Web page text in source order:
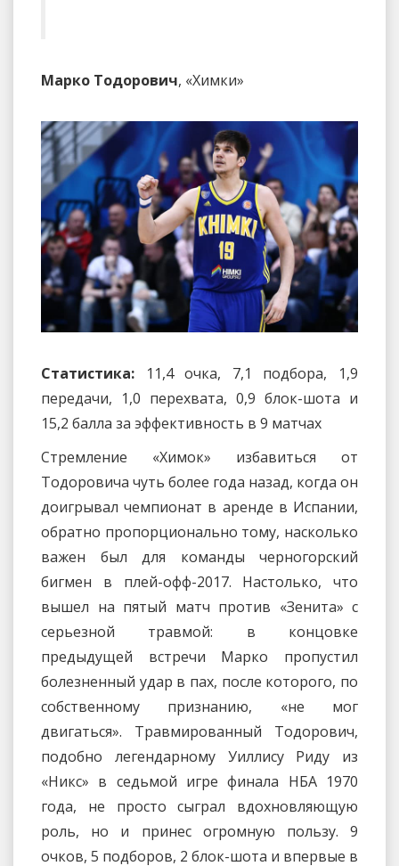
Марко Тодорович, «Химки»
Статистика: 11,4 очка, 7,1 подбора, 1,9
передачи, 1,0 перехвата, 0,9 блок-шота и
15,2 балла за эффективность в 9 матчах
Стремление «Химок» избавиться от
Тодоровича чуть более года назад, когда он
доигрывал чемпионат в аренде в Испании,
обратно пропорционально тому, насколько
важен был для команды черногорский
бигмен в плей-офф-2017. Настолько, что
вышел на пятый матч против «Зенита» с
серьезной травмой: в концовке
предыдущей встречи Марко пропустил
болезненный удар в пах, после которого, по
собственному признанию, «не мог
двигаться». Травмированный Тодорович,
подобно легендарному Уиллису Риду из
«Никс» в седьмой игре финала НБА 1970
года, не просто сыграл вдохновляющую
роль, но и принес огромную пользу. 9
очков, 5 подборов, 2 блок-шота и впервые в